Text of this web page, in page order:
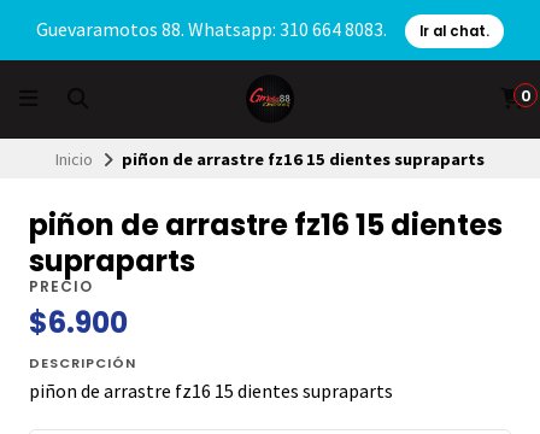
Guevaramotos 88. Whatsapp: 310 664 8083. Ir al chat.
0
Inicio piñon de arrastre fz16 15 dientes supraparts
piñon de arrastre fz16 15 dientes
supraparts
PRECIO
$6.900
DESCRIPCIÓN
piñon de arrastre fz16 15 dientes supraparts